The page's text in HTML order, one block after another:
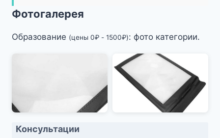
Фотогалерея
Образование (цены 0₽ - 1500₽): фото категории.
Консультации